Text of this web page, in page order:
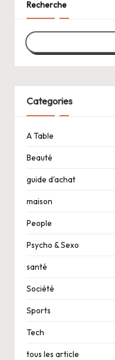
Recherche
Categories
A Table
Beauté
guide d'achat
maison
People
Psycho & Sexo
santé
Société
Sports
Tech
tous les article